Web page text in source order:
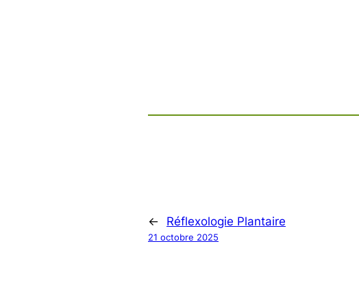
← Réflexologie Plantaire
21 octobre 2025